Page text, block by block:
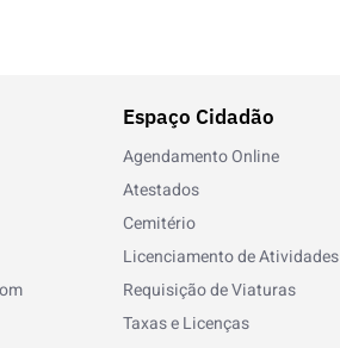
Espaço Cidadão
Agendamento Online
Atestados
Cemitério
Licenciamento de Atividades
Requisição de Viaturas
Taxas e Licenças